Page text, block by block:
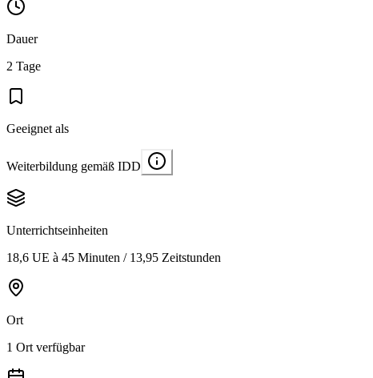
Dauer
2 Tage
Geeignet als
Weiterbildung gemäß IDD
Unterrichtseinheiten
18,6 UE à 45 Minuten / 13,95 Zeitstunden
Ort
1 Ort verfügbar